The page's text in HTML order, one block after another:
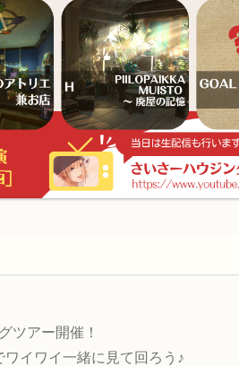
ツアー開催！
イワイ一緒に見て回ろう♪